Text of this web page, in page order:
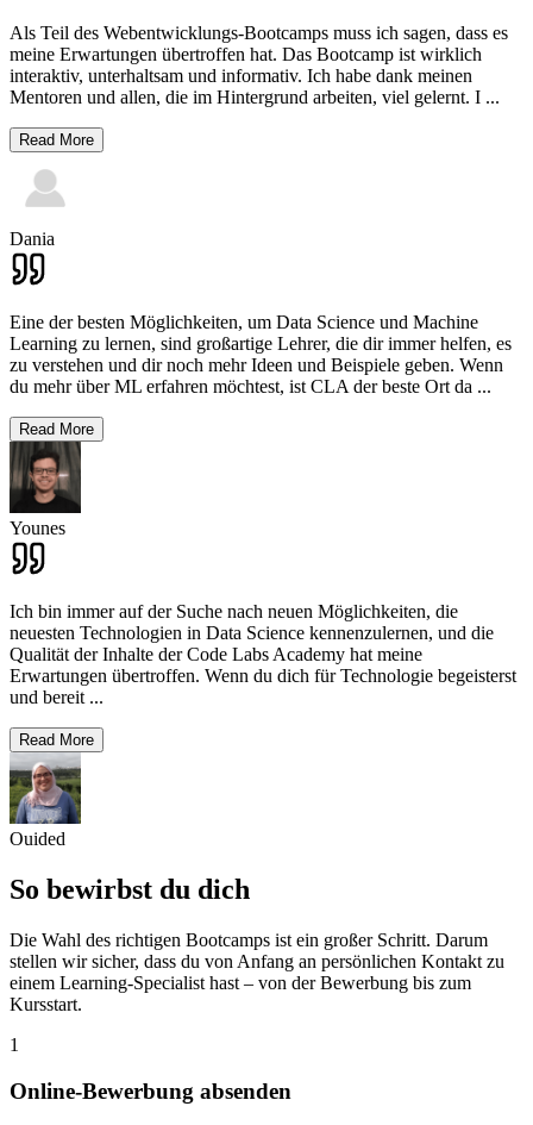
Als Teil des Webentwicklungs-Bootcamps muss ich sagen, dass es
meine Erwartungen übertroffen hat. Das Bootcamp ist wirklich
interaktiv, unterhaltsam und informativ. Ich habe dank meinen
Mentoren und allen, die im Hintergrund arbeiten, viel gelernt. I ...
Read More
Dania
Eine der besten Möglichkeiten, um Data Science und Machine
Learning zu lernen, sind großartige Lehrer, die dir immer helfen, es
zu verstehen und dir noch mehr Ideen und Beispiele geben. Wenn
du mehr über ML erfahren möchtest, ist CLA der beste Ort da ...
Read More
Younes
Ich bin immer auf der Suche nach neuen Möglichkeiten, die
neuesten Technologien in Data Science kennenzulernen, und die
Qualität der Inhalte der Code Labs Academy hat meine
Erwartungen übertroffen. Wenn du dich für Technologie begeisterst
und bereit ...
Read More
Ouided
So bewirbst du dich
Die Wahl des richtigen Bootcamps ist ein großer Schritt. Darum
stellen wir sicher, dass du von Anfang an persönlichen Kontakt zu
einem Learning-Specialist hast – von der Bewerbung bis zum
Kursstart.
1
Online-Bewerbung absenden